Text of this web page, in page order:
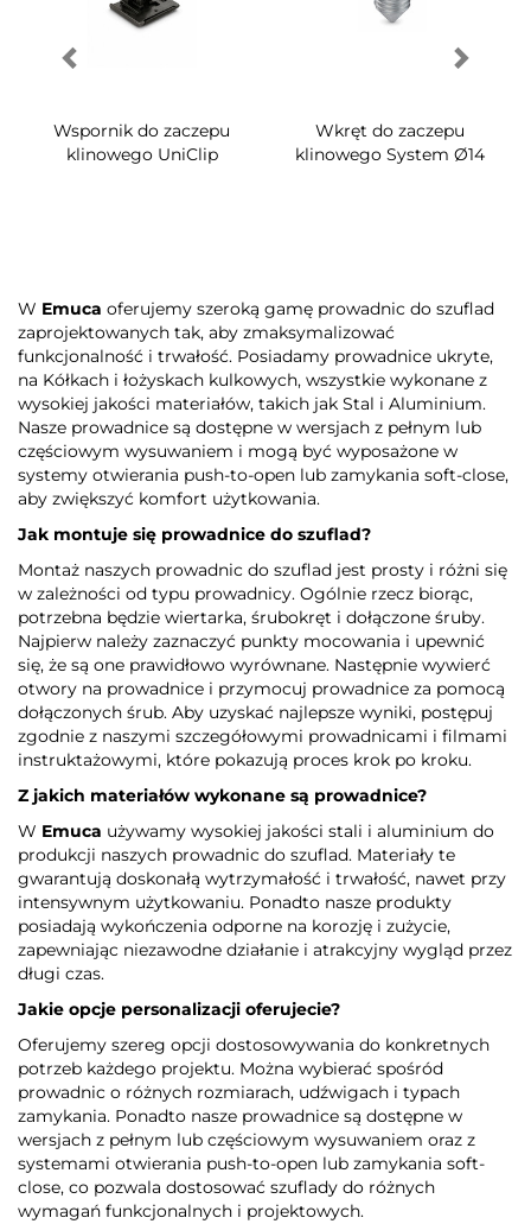
Wspornik do zaczepu
klinowego UniClip
Wkręt do zaczepu
klinowego System Ø14
W Emuca oferujemy szeroką gamę prowadnic do szuflad
zaprojektowanych tak, aby zmaksymalizować
funkcjonalność i trwałość. Posiadamy prowadnice ukryte,
na Kółkach i łożyskach kulkowych, wszystkie wykonane z
wysokiej jakości materiałów, takich jak Stal i Aluminium.
Nasze prowadnice są dostępne w wersjach z pełnym lub
częściowym wysuwaniem i mogą być wyposażone w
systemy otwierania push-to-open lub zamykania soft-close,
aby zwiększyć komfort użytkowania.
Jak montuje się prowadnice do szuflad?
Montaż naszych prowadnic do szuflad jest prosty i różni się
w zależności od typu prowadnicy. Ogólnie rzecz biorąc,
potrzebna będzie wiertarka, śrubokręt i dołączone śruby.
Najpierw należy zaznaczyć punkty mocowania i upewnić
się, że są one prawidłowo wyrównane. Następnie wywierć
otwory na prowadnice i przymocuj prowadnice za pomocą
dołączonych śrub. Aby uzyskać najlepsze wyniki, postępuj
zgodnie z naszymi szczegółowymi prowadnicami i filmami
instruktażowymi, które pokazują proces krok po kroku.
Z jakich materiałów wykonane są prowadnice?
W Emuca używamy wysokiej jakości stali i aluminium do
produkcji naszych prowadnic do szuflad. Materiały te
gwarantują doskonałą wytrzymałość i trwałość, nawet przy
intensywnym użytkowaniu. Ponadto nasze produkty
posiadają wykończenia odporne na korozję i zużycie,
zapewniając niezawodne działanie i atrakcyjny wygląd przez
długi czas.
Jakie opcje personalizacji oferujecie?
Oferujemy szereg opcji dostosowywania do konkretnych
potrzeb każdego projektu. Można wybierać spośród
prowadnic o różnych rozmiarach, udźwigach i typach
zamykania. Ponadto nasze prowadnice są dostępne w
wersjach z pełnym lub częściowym wysuwaniem oraz z
systemami otwierania push-to-open lub zamykania soft-
close, co pozwala dostosować szuflady do różnych
wymagań funkcjonalnych i projektowych.